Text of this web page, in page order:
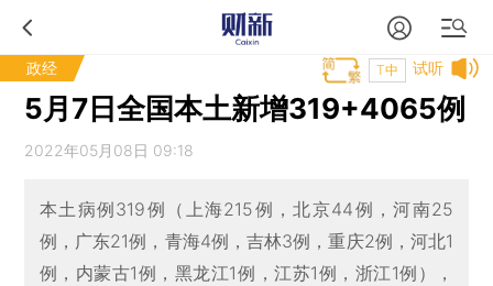
政经 试听
T中
5月7日全国本土新增319+4065例
2022年05月08日 09:18
本土病例319例（上海215例，北京44例，河南25
例，广东21例，青海4例，吉林3例，重庆2例，河北1
例，内蒙古1例，黑龙江1例，江苏1例，浙江1例），